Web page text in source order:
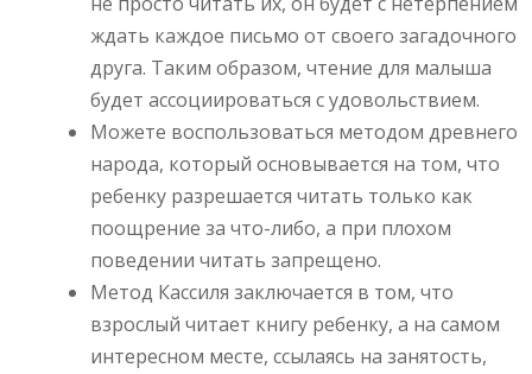
ждать каждое письмо от своего загадочного
друга. Таким образом, чтение для малыша
будет ассоциироваться с удовольствием.
Можете воспользоваться методом древнего
народа, который основывается на том, что
ребенку разрешается читать только как
поощрение за что-либо, а при плохом
поведении читать запрещено.
Метод Кассиля заключается в том, что
взрослый читает книгу ребенку, а на самом
интересном месте, ссылаясь на занятость,